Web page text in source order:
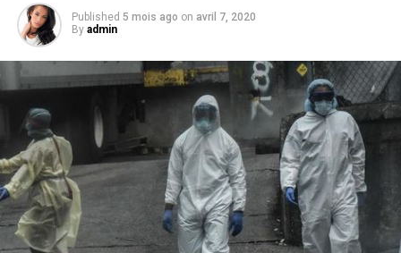
Published 5 mois ago on avril 7, 2020
By admin